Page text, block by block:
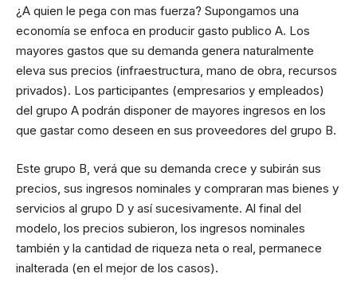
¿A quien le pega con mas fuerza? Supongamos una
economía se enfoca en producir gasto publico A. Los
mayores gastos que su demanda genera naturalmente
eleva sus precios (infraestructura, mano de obra, recursos
privados). Los participantes (empresarios y empleados)
del grupo A podrán disponer de mayores ingresos en los
que gastar como deseen en sus proveedores del grupo B.
Este grupo B, verá que su demanda crece y subirán sus
precios, sus ingresos nominales y compraran mas bienes y
servicios al grupo D y así sucesivamente. Al final del
modelo, los precios subieron, los ingresos nominales
también y la cantidad de riqueza neta o real, permanece
inalterada (en el mejor de los casos).